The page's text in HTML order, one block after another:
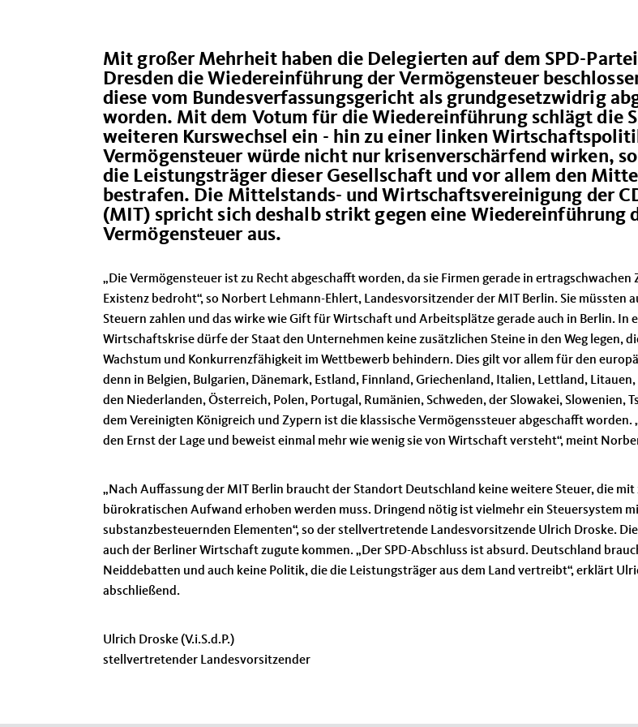
Mit großer Mehrheit haben die Delegierten auf dem SPD-
Dresden die Wiedereinführung der Vermögensteuer
diese vom Bundesverfassungsgericht als grundgesetzwidrig
worden. Mit dem Votum für die Wiedereinführung schlägt die
weiteren Kurswechsel ein - hin zu einer linken
Vermögensteuer würde nicht nur krisenverschärfend wirken,
die Leistungsträger dieser Gesellschaft und vor allem den
bestrafen. Die Mittelstands- und Wirtschaftsvereinigung der
(MIT) spricht sich deshalb strikt gegen eine Wiedereinführung
Vermögensteuer aus.
Die Vermögensteuer ist zu Recht abgeschafft worden, da sie Firmen gerade in ertragschwachen
Existenz bedroht“, so Norbert Lehmann-Ehlert, Landesvorsitzender der MIT Berlin. Sie müssten
Steuern zahlen und das wirke wie Gift für Wirtschaft und Arbeitsplätze gerade auch in Berlin. In
Wirtschaftskrise dürfe der Staat den Unternehmen keine zusätzlichen Steine in den Weg legen,
Wachstum und Konkurrenzfähigkeit im Wettbewerb behindern. Dies gilt vor allem für den
denn in Belgien, Bulgarien, Dänemark, Estland, Finnland, Griechenland, Italien, Lettland,
den Niederlanden, Österreich, Polen, Portugal, Rumänien, Schweden, der Slowakei, Slowenien,
dem Vereinigten Königreich und Zypern ist die klassische Vermögenssteuer abgeschafft worden.
den Ernst der Lage und beweist einmal mehr wie wenig sie von Wirtschaft versteht“, meint
Nach Auffassung der MIT Berlin braucht der Standort Deutschland keine weitere Steuer, die mit
bürokratischen Aufwand erhoben werden muss. Dringend nötig ist vielmehr ein Steuersystem
substanzbesteuernden Elementen“, so der stellvertretende Landesvorsitzende Ulrich Droske.
auch der Berliner Wirtschaft zugute kommen. „Der SPD-Abschluss ist absurd. Deutschland
Neiddebatten und auch keine Politik, die die Leistungsträger aus dem Land vertreibt“, erklärt
abschließend.
Ulrich Droske (V.i.S.d.P.)
stellvertretender Landesvorsitzender